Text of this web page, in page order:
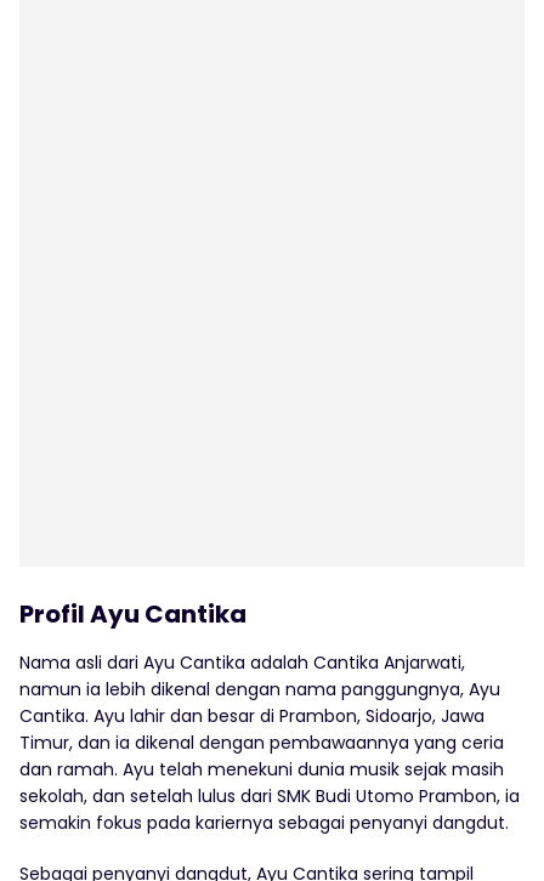
Profil Ayu Cantika
Nama asli dari Ayu Cantika adalah Cantika Anjarwati,
namun ia lebih dikenal dengan nama panggungnya, Ayu
Cantika. Ayu lahir dan besar di Prambon, Sidoarjo, Jawa
Timur, dan ia dikenal dengan pembawaannya yang ceria
dan ramah. Ayu telah menekuni dunia musik sejak masih
sekolah, dan setelah lulus dari SMK Budi Utomo Prambon, ia
semakin fokus pada kariernya sebagai penyanyi dangdut.
Sebagai penyanyi dangdut, Ayu Cantika sering tampil